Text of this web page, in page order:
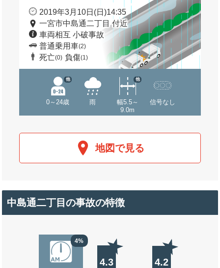
2019年3月10日(日)14:35
一宮市中島通二丁目 付近
車両相互 小破事故
普通乗用車(2)
死亡(0) 負傷(1)
0～24歳
他
雨
幅5.5～
9.0m
他
信号なし
地図で見る
中島通二丁目の事故の特徴
4%
4.3 4.2